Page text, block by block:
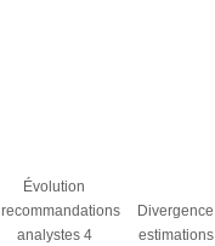
Évolution
recommandations
analystes 4
Divergence
estimations